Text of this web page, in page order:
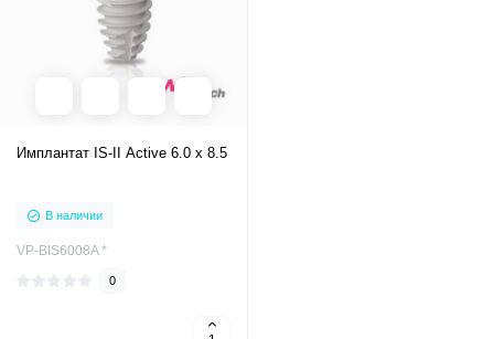
Имплантат IS-II Active 6.0 x 8.5
В наличии
VP-BIS6008A *
0